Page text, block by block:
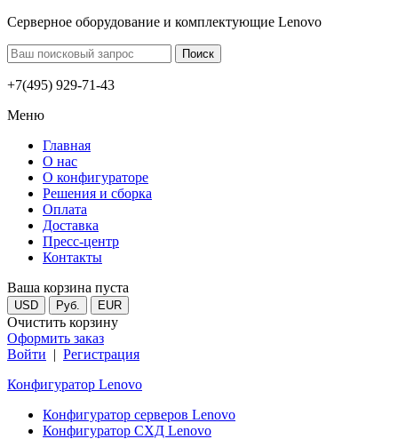
Серверное оборудование и комплектующие Lenovo
+7(495) 929-71-43
Меню
Главная
О нас
О конфигураторе
Решения и сборка
Оплата
Доставка
Пресс-центр
Контакты
Ваша корзина пуста
USD Руб. EUR
Очистить корзину
Оформить заказ
Войти | Регистрация
Конфигуратор Lenovo
Конфигуратор серверов Lenovo
Конфигуратор СХД Lenovo